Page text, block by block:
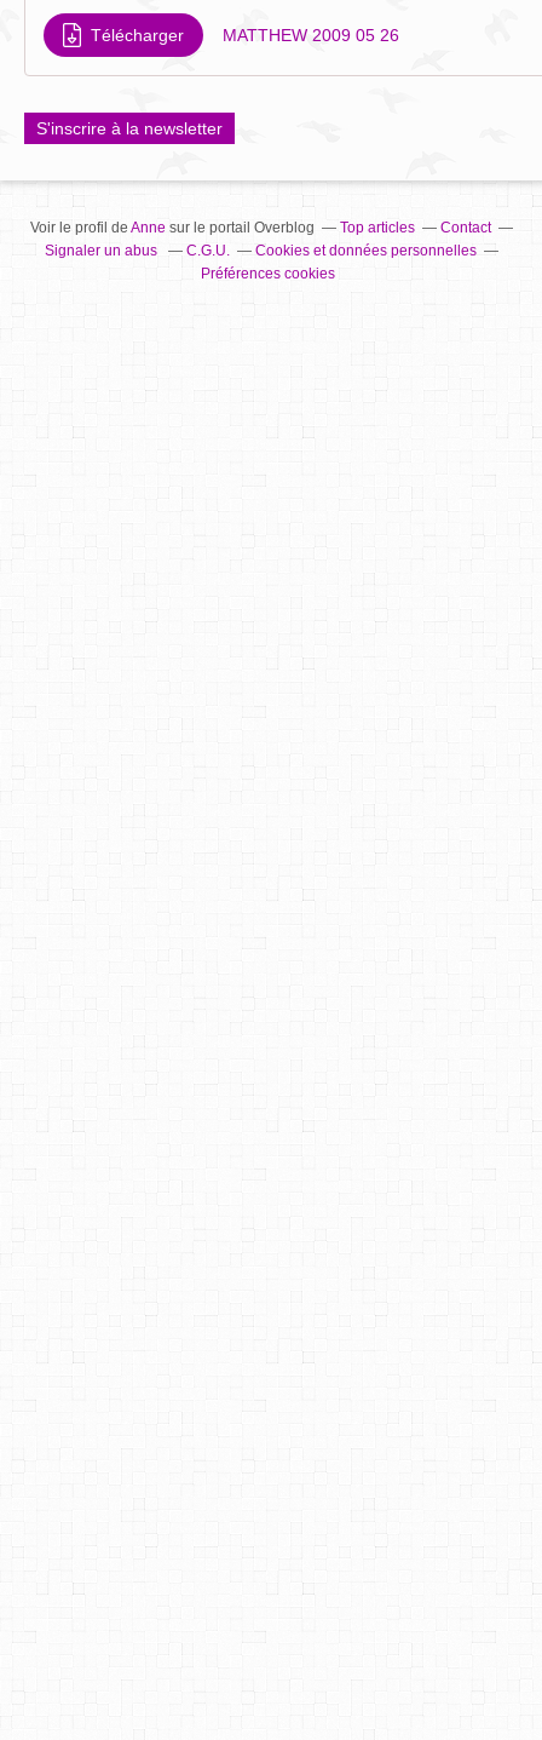
Télécharger MATTHEW 2009 05 26
S'inscrire à la newsletter
Voir le profil de Annesur le portail Overblog Top articles
Contact
Signaler un abus
C.G.U.
Cookies et données personnelles
Préférences cookies